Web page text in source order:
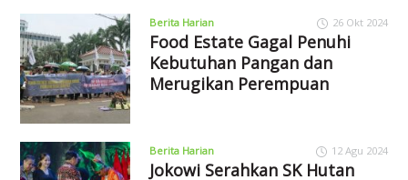
Berita Harian 26 Okt 2024
Food Estate Gagal Penuhi
Kebutuhan Pangan dan
Merugikan Perempuan
Berita Harian 12 Agu 2024
Jokowi Serahkan SK Hutan